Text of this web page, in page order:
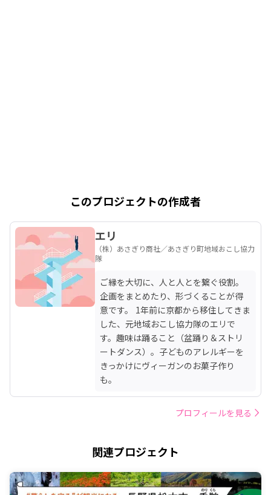
このプロジェクトの作成者
エリ
（株）あさぎり商社／あさぎり町地域おこし協力
隊
ご縁を大切に、人と人とを繋ぐ役割。
企画をまとめたり、形づくることが得
意です。 1年前に京都から移住してきま
した、元地域おこし協力隊のエリで
す。趣味は踊ること（盆踊り＆ストリ
ートダンス）。子どものアレルギーを
きっかけにヴィーガンのお菓子作り
も。
プロフィールを見る
関連プロジェクト